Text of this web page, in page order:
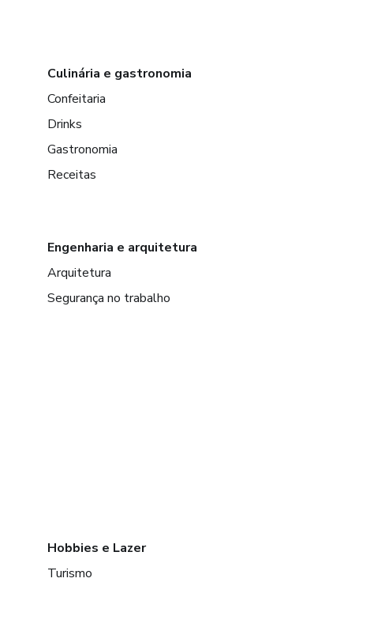
Culinária e gastronomia
Confeitaria
Drinks
Gastronomia
Receitas
Engenharia e arquitetura
Arquitetura
Segurança no trabalho
Hobbies e Lazer
Turismo